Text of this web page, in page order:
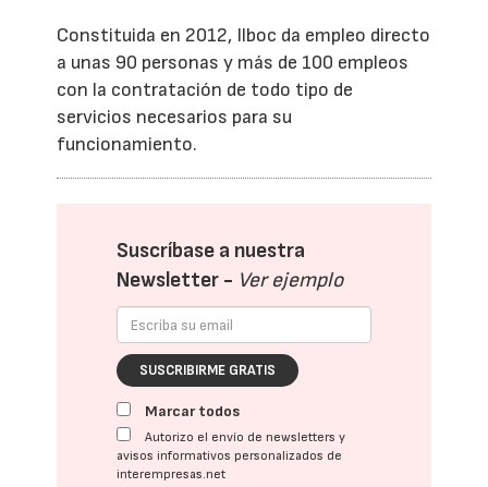
Constituida en 2012, Ilboc da empleo directo
a unas 90 personas y más de 100 empleos
con la contratación de todo tipo de
servicios necesarios para su
funcionamiento.
Suscríbase a nuestra
Newsletter - Ver ejemplo
SUSCRIBIRME GRATIS
Marcar todos
Autorizo el envío de newsletters y
avisos informativos personalizados de
interempresas.net